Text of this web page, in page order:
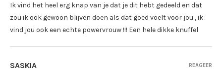
Ik vind het heel erg knap van je dat je dit hebt gedeeld en dat
zou ik ook gewoon blijven doen als dat goed voelt voor jou , ik
vind jou ook een echte powervrouw !!! Een hele dikke knuffel
SASKIA REAGEER